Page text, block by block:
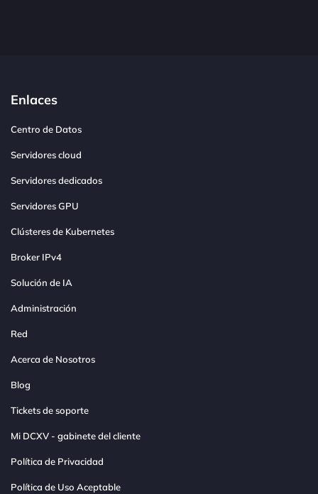
Enlaces
Centro de Datos
Servidores cloud
Servidores dedicados
Servidores GPU
Clústeres de Kubernetes
Broker IPv4
Solución de IA
Administración
Red
Acerca de Nosotros
Blog
Tickets de soporte
Mi DCXV - gabinete del cliente
Política de Privacidad
Política de Uso Aceptable